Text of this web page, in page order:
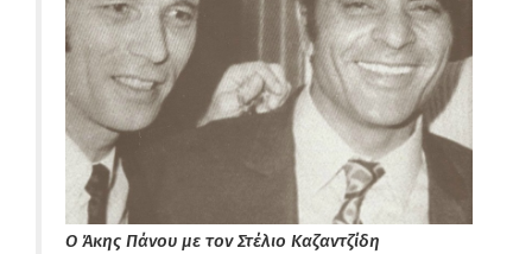
Ο Άκης Πάνου με τον Στέλιο Καζαντζίδη